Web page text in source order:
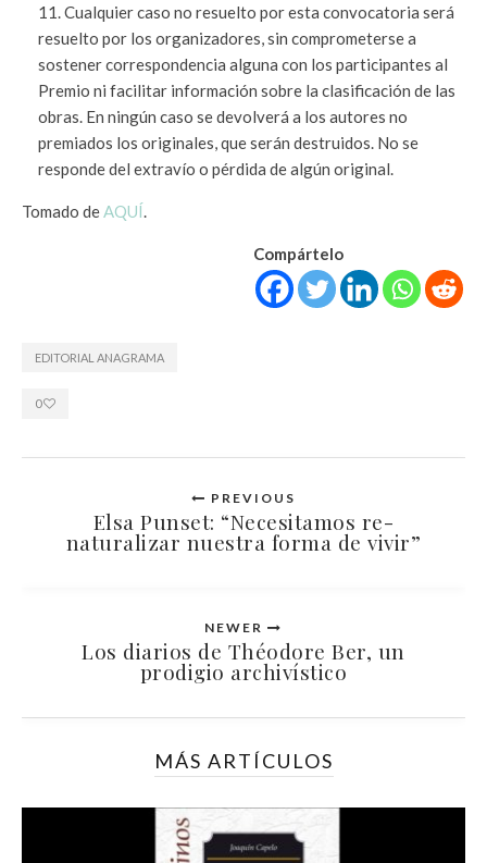
Cualquier caso no resuelto por esta convocatoria será
resuelto por los organizadores, sin comprometerse a
sostener correspondencia alguna con los participantes al
Premio ni facilitar información sobre la clasificación de las
obras. En ningún caso se devolverá a los autores no
premiados los originales, que serán destruidos. No se
responde del extravío o pérdida de algún original.
Tomado deAQUÍ.
Compártelo
EDITORIAL ANAGRAMA
0
PREVIOUS
Elsa Punset: “Necesitamos re-
naturalizar nuestra forma de vivir”
NEWER
Los diarios de Théodore Ber, un
prodigio archivístico
MÁS ARTÍCULOS